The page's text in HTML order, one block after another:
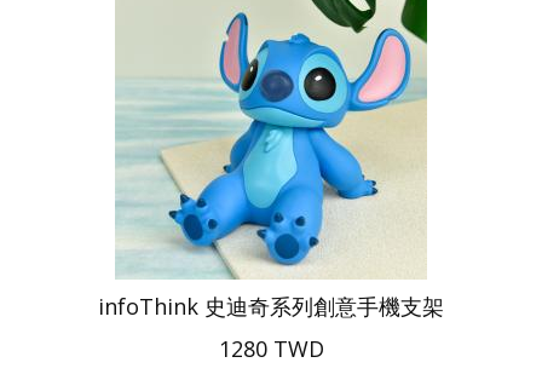
infoThink 史迪奇系列創意手機支架
1280 TWD